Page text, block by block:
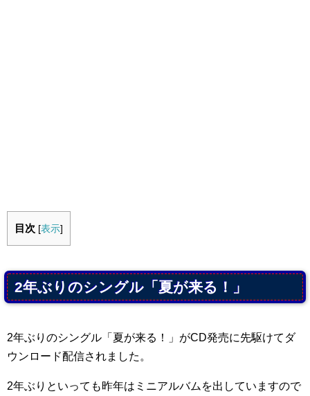
目次 [表示]
2年ぶりのシングル「夏が来る！」
2年ぶりのシングル「夏が来る！」がCD発売に先駆けてダ
ウンロード配信されました。
2年ぶりといっても昨年はミニアルバムを出していますので